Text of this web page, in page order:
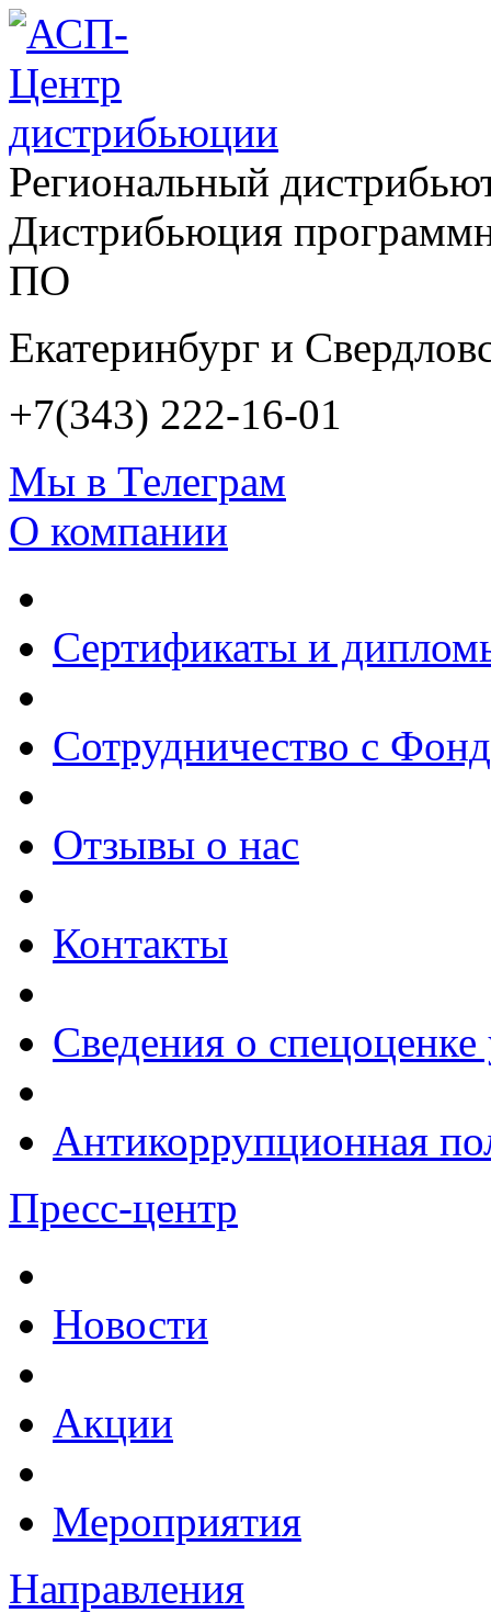
Региональный
Дистрибьюция
ПО
Екатеринбург и
+7(343) 222-16-01
Мы в Телеграм
О компании
Сертификаты и
Сотрудничество с
Отзывы о нас
Контакты
Сведения о
Антикоррупционная
Пресс-центр
Новости
Акции
Мероприятия
Направления